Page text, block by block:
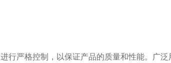
严格控制，以保证产品的质量和性能。广泛